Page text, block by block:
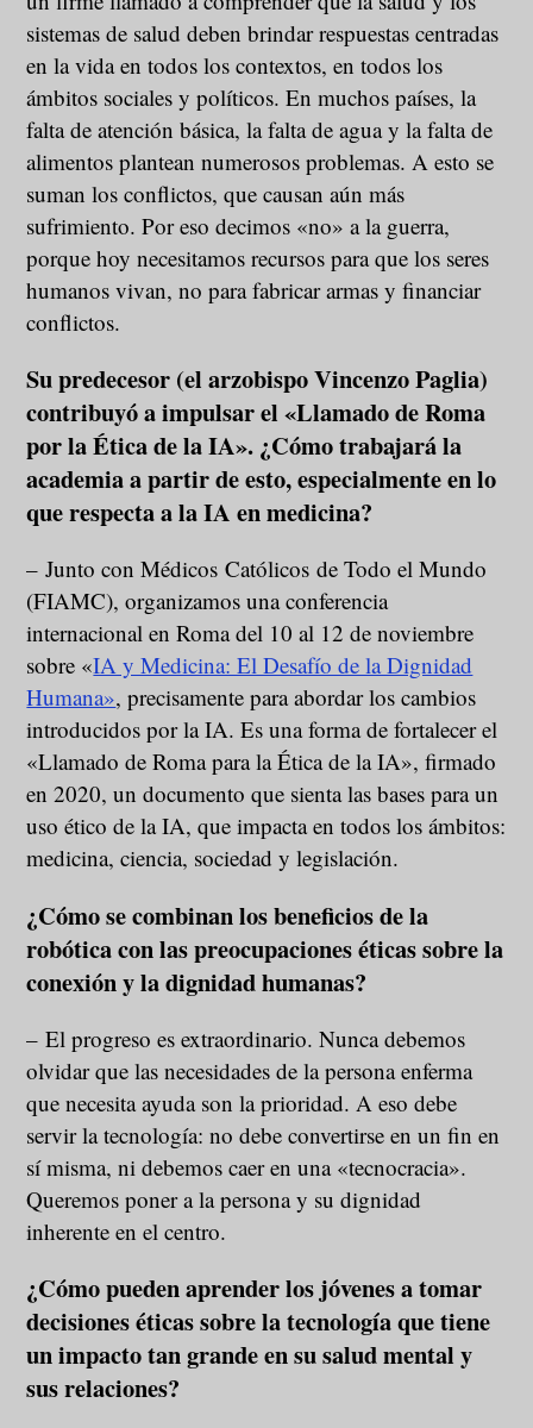
sistemas de salud deben brindar respuestas centradas
en la vida en todos los contextos, en todos los
ámbitos sociales y políticos. En muchos países, la
falta de atención básica, la falta de agua y la falta de
alimentos plantean numerosos problemas. A esto se
suman los conflictos, que causan aún más
sufrimiento. Por eso decimos «no» a la guerra,
porque hoy necesitamos recursos para que los seres
humanos vivan, no para fabricar armas y financiar
conflictos.
Su predecesor (el arzobispo Vincenzo Paglia)
contribuyó a impulsar el «Llamado de Roma
por la Ética de la IA». ¿Cómo trabajará la
academia a partir de esto, especialmente en lo
que respecta a la IA en medicina?
– Junto con Médicos Católicos de Todo el Mundo
(FIAMC), organizamos una conferencia
internacional en Roma del 10 al 12 de noviembre
sobre «IA y Medicina: El Desafío de la Dignidad
Humana», precisamente para abordar los cambios
introducidos por la IA. Es una forma de fortalecer el
«Llamado de Roma para la Ética de la IA», firmado
en 2020, un documento que sienta las bases para un
uso ético de la IA, que impacta en todos los ámbitos:
medicina, ciencia, sociedad y legislación.
¿Cómo se combinan los beneficios de la
robótica con las preocupaciones éticas sobre la
conexión y la dignidad humanas?
– El progreso es extraordinario. Nunca debemos
olvidar que las necesidades de la persona enferma
que necesita ayuda son la prioridad. A eso debe
servir la tecnología: no debe convertirse en un fin en
sí misma, ni debemos caer en una «tecnocracia».
Queremos poner a la persona y su dignidad
inherente en el centro.
¿Cómo pueden aprender los jóvenes a tomar
decisiones éticas sobre la tecnología que tiene
un impacto tan grande en su salud mental y
sus relaciones?